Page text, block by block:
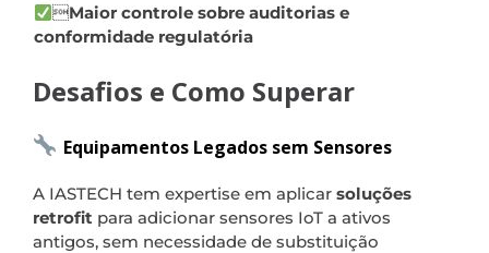
Maior controle sobre auditorias e
conformidade regulatória
Desafios e Como Superar
Equipamentos Legados sem Sensores
A IASTECH tem expertise em aplicar soluções
retrofit para adicionar sensores IoT a ativos
antigos, sem necessidade de substituição